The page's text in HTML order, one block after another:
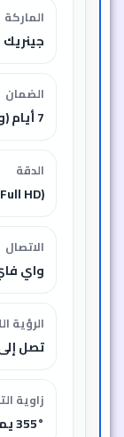
الماركة
جينريك
الضمان
7 أيام (وكيل الضمان: دوزن)
الدقة
HD)
الاتصال
واي
الرؤية
تصل إلى 10
زاوية
355° يمين/يسار، 90° فوق/تحت